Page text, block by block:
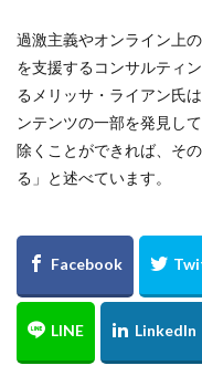
過激主義やオンライン上
を支援するコンサルティ
るメリッサ・ライアン氏
ンテンツの一部を発見し
除くことができれば、そ
る」と述べています。